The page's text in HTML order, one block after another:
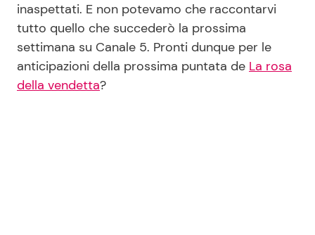
News benessere
Salute
Primi Piatti
Ricette Facili e Veloci
inaspettati. E non potevamo che raccontarvi
tutto quello che succederò la prossima
settimana su Canale 5. Pronti dunque per le
anticipazioni della prossima puntata de La rosa
della vendetta?